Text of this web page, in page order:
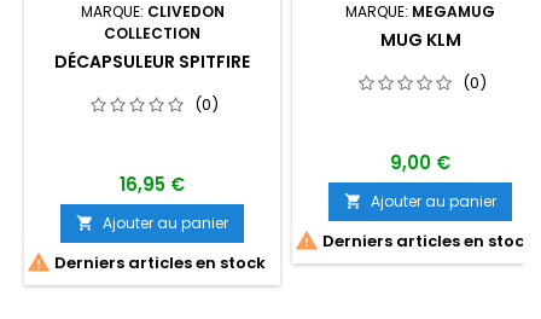
MARQUE: CLIVEDON
COLLECTION
DÉCAPSULEUR SPITFIRE
(0)
16,95 €
 Ajouter au panier
 Derniers articles en stock
MARQUE: MEGAMUG
MUG KLM
(0)
9,00 €
 Ajouter au panier
 Derniers articles en stock